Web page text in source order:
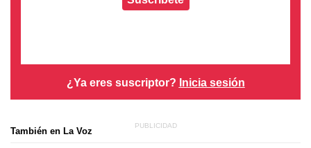
¿Ya eres suscriptor? Inicia sesión
También en La Voz